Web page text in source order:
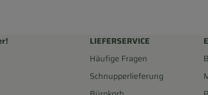
LIEFERSERVICE
Häufige Fragen
Schnupperlieferung